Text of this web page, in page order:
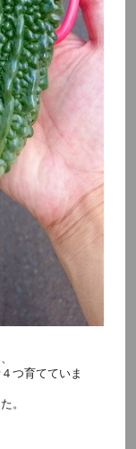
つ育てていま
。